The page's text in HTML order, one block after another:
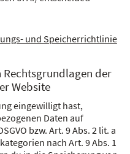
und Speicherrichtlinie
Rechtsgrundlagen der
Website
eingewilligt hast,
Daten auf
bzw. Art. 9 Abs. 2 lit. a
nach Art. 9 Abs. 1